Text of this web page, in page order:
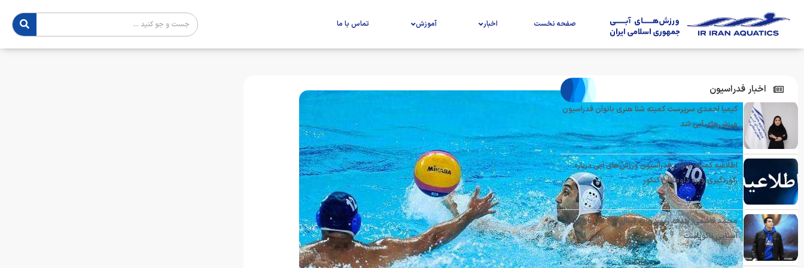
صفحه نخست اخبار آموزش تماس با ما
اخبار فدراسیون
کیمیا احمدی سرپرست کمیته شنا هنری بانوان فدراسیون
ورزش‌های آبی شد
اطلاعیه کمیته بانوان فدراسیون ورزش‌های آبی درباره
رکوردگیری ویژه داوطلبان کنکور
محمد قاسمی: هدفم رسیدن به فینال ۴۰۰ متر بازی‌های
آسیایی ناگویاست